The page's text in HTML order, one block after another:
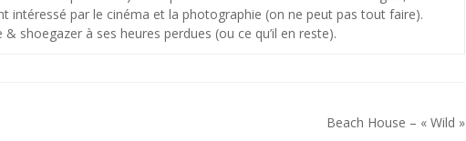
intéressé par le cinéma et la photographie (on ne peut pas tout faire).
& shoegazer à ses heures perdues (ou ce qu’il en reste).
Beach House – « Wild »